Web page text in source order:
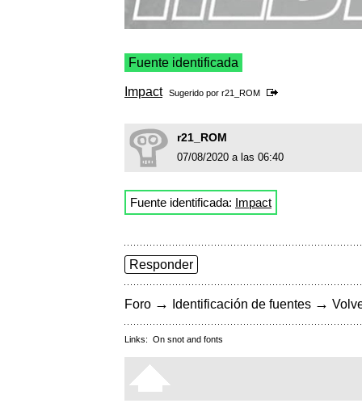
Fuente identificada
Impact Sugerido por r21_ROM
r21_ROM
07/08/2020 a las 06:40
Fuente identificada: Impact
Responder
Foro → Identificación de fuentes →
Links: On snot and fonts